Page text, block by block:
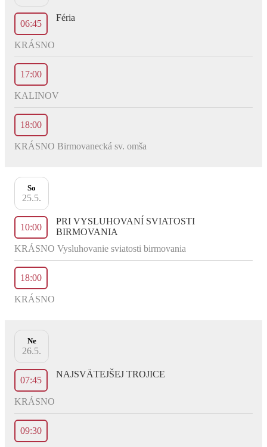
06:45
Féria
KRÁSNO
17:00
KALINOV
18:00
KRÁSNO Birmovanecká sv. omša
So
25.5.
10:00
PRI VYSLUHOVANÍ SVIATOSTI
BIRMOVANIA
KRÁSNO Vysluhovanie sviatosti birmovania
18:00
KRÁSNO
Ne
26.5.
07:45
NAJSVÄTEJŠEJ TROJICE
KRÁSNO
09:30